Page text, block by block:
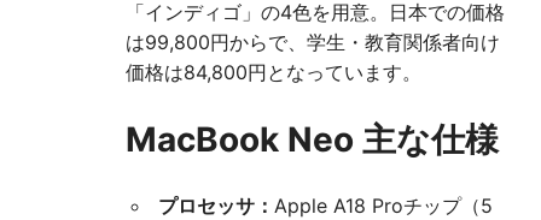
「インディゴ」の4色を用意。日本での価格
は99,800円からで、学生・教育関係者向け
価格は84,800円となっています。
MacBook Neo 主な仕様
プロセッサ： Apple A18 Proチップ（5